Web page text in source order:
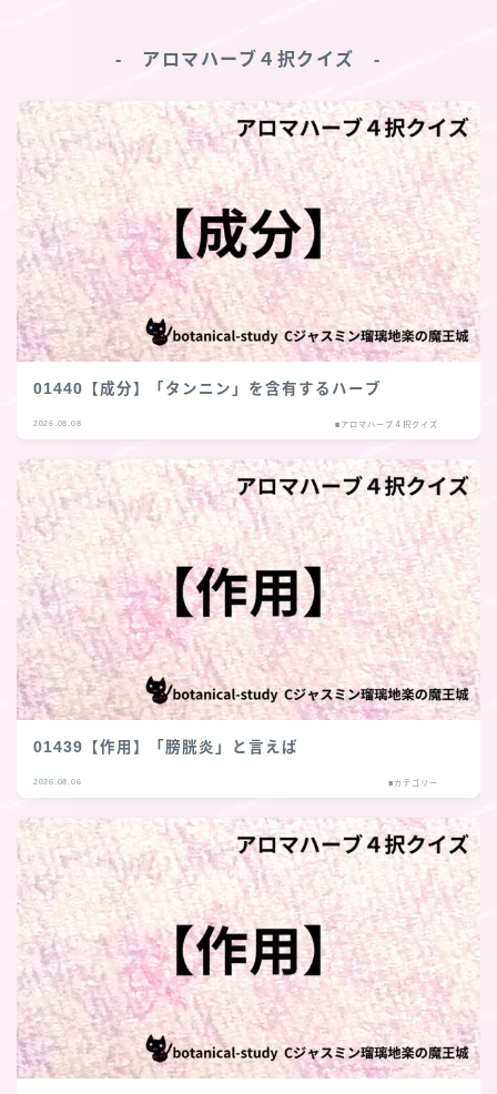
‐ アロマハーブ４択クイズ ‐
01440【成分】「タンニン」を含有するハーブ
2026.08.08 ■アロマハーブ４択クイズ
01439【作用】「膀胱炎」と言えば
2026.08.06 ■カテゴリー